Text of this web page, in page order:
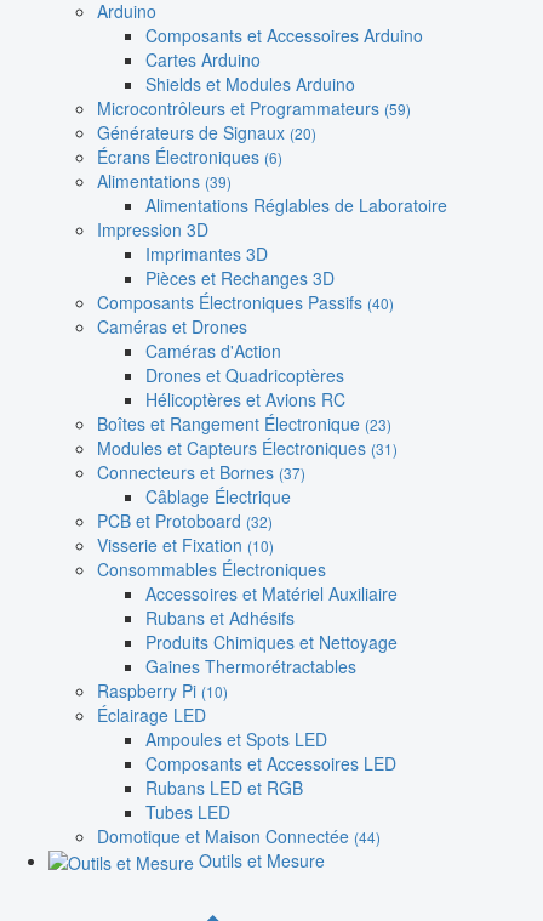
Arduino
Composants et Accessoires Arduino
Cartes Arduino
Shields et Modules Arduino
Microcontrôleurs et Programmateurs (59)
Générateurs de Signaux (20)
Écrans Électroniques (6)
Alimentations (39)
Alimentations Réglables de Laboratoire
Impression 3D
Imprimantes 3D
Pièces et Rechanges 3D
Composants Électroniques Passifs (40)
Caméras et Drones
Caméras d'Action
Drones et Quadricoptères
Hélicoptères et Avions RC
Boîtes et Rangement Électronique (23)
Modules et Capteurs Électroniques (31)
Connecteurs et Bornes (37)
Câblage Électrique
PCB et Protoboard (32)
Visserie et Fixation (10)
Consommables Électroniques
Accessoires et Matériel Auxiliaire
Rubans et Adhésifs
Produits Chimiques et Nettoyage
Gaines Thermorétractables
Raspberry Pi (10)
Éclairage LED
Ampoules et Spots LED
Composants et Accessoires LED
Rubans LED et RGB
Tubes LED
Domotique et Maison Connectée (44)
Outils et Mesure